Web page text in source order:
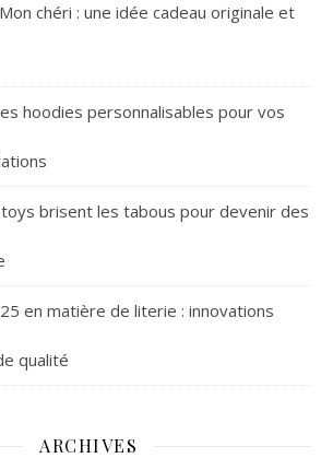
chéri : une idée cadeau originale et
hoodies personnalisables pour vos
brisent les tabous pour devenir des
en matière de literie : innovations
qualité
ARCHIVES